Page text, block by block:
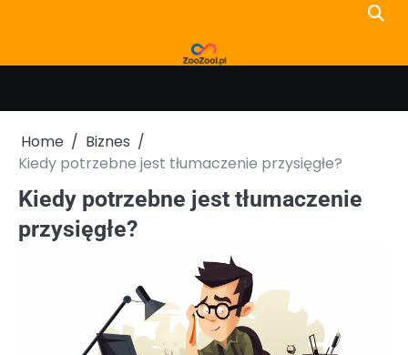
Home
Biznes
Kiedy potrzebne jest tłumaczenie przysięgłe?
Kiedy potrzebne jest tłumaczenie
przysięgłe?